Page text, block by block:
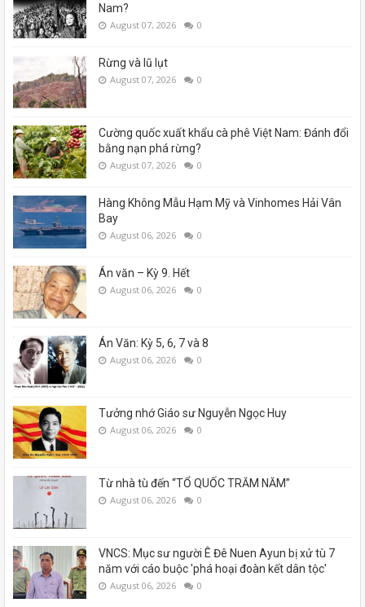
Nam?
August 07, 2026 0
Rừng và lũ lụt
August 07, 2026 0
Cường quốc xuất khẩu cà phê Việt Nam: Đánh đổi
bằng nạn phá rừng?
August 07, 2026 0
Hàng Không Mẫu Hạm Mỹ và Vinhomes Hải Vân
Bay
August 06, 2026 0
Án văn – Kỳ 9. Hết
August 06, 2026 0
Án Văn: Kỳ 5, 6, 7 và 8
August 06, 2026 0
Tưởng nhớ Giáo sư Nguyễn Ngọc Huy
August 06, 2026 0
Từ nhà tù đến “TỔ QUỐC TRĂM NĂM”
August 06, 2026 0
VNCS: Mục sư người Ê Đê Nuen Ayun bị xử tù 7
năm với cáo buộc 'phá hoại đoàn kết dân tộc'
August 06, 2026 0